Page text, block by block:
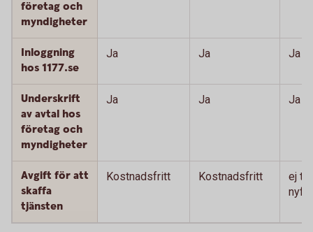
företag och
myndigheter
Inloggning
hos 1177.se
Ja Ja Ja
Underskrift
av avtal hos
företag och
myndigheter
Ja Ja Ja
Avgift för att
skaffa
tjänsten
Kostnadsfritt Kostnadsfritt
ej till